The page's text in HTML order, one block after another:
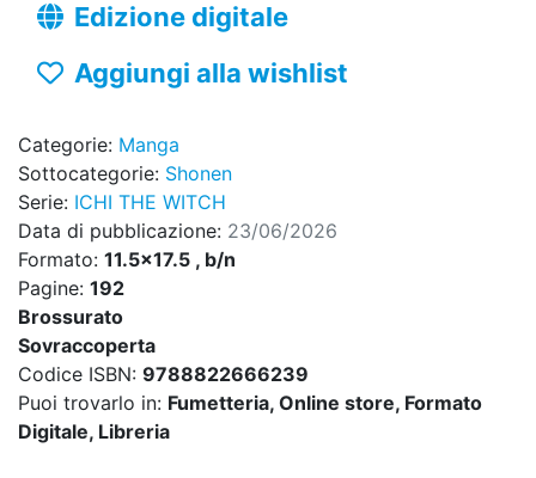
Edizione digitale
Aggiungi alla wishlist
Categorie: Manga
Sottocategorie: Shonen
Serie: ICHI THE WITCH
Data di pubblicazione: 23/06/2026
Formato: 11.5x17.5 , b/n
Pagine: 192
Brossurato
Sovraccoperta
Codice ISBN: 9788822666239
Puoi trovarlo in: Fumetteria, Online store, Formato
Digitale, Libreria